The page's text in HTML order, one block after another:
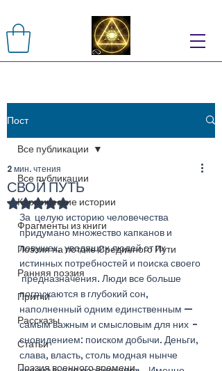
Пост
Все публикации
Кармические истории
Фрагменты из книги
Поэзия на потоке Срединного Пути
Ранняя поэзия
Притчи
Рассказы
Статьи
Поэзия военного времени
Все публикации
СВОЙ ПУТЬ
2 мин. чтения
Оценка: не число из 5 звезд.
За  целую историю человечества
придумано множество капканов и
ловушек,  уводящих людей от их
истинных потребностей и поиска своего
предназначения. Люди все больше
погружаются в глубокий сон,
наполненный одним единственным —
самым важным и смысловым для них  -
сновидением: поиском добычи. Деньги,
слава, власть, столь модная нынче